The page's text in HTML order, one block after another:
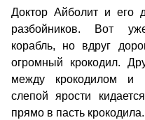
Доктор Айболит и его
разбойников. Вот
корабль, но вдруг
огромный крокодил.
между крокодилом и
слепой ярости
прямо в пасть крокодила.